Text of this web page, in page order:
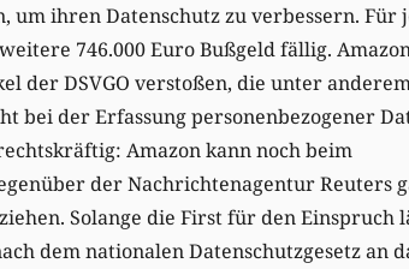
um ihren Datenschutz zu verbessern. Für
746.000 Euro Bußgeld fällig.
der DSVGO verstoßen, die unter
bei der Erfassung personenbezogener
Amazon kann noch beim
der Nachrichtenagentur Reuters
Solange die First für den Einspruch
dem nationalen Datenschutzgesetz an